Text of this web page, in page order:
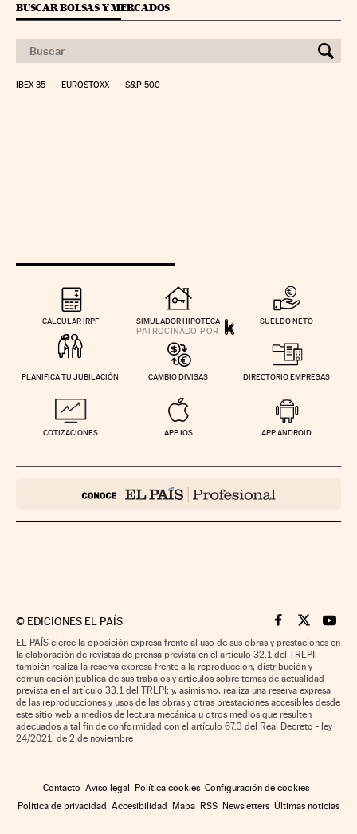
BUSCAR BOLSAS Y MERCADOS
IBEX 35 EUROSTOXX S&P 500
CALCULAR IRPF SIMULADOR HIPOTECA SUELDO NETO
PLANIFICA TU JUBILACIÓN CAMBIO DIVISAS DIRECTORIO EMPRESAS
COTIZACIONES APP IOS APP ANDROID
© EDICIONES EL PAÍS Cinco Días en
Cinco Días
Cinco
EL PAÍS ejerce la oposición expresa frente al uso de sus obras y prestaciones en
la elaboración de revistas de prensa prevista en el artículo 32.1 del TRLPI;
también realiza la reserva expresa frente a la reproducción, distribución y
comunicación pública de sus trabajos y artículos sobre temas de actualidad
prevista en el artículo 33.1 del TRLPI; y, asimismo, realiza una reserva expresa
de las reproducciones y usos de las obras y otras prestaciones accesibles desde
este sitio web a medios de lectura mecánica u otros medios que resulten
adecuados a tal fin de conformidad con el artículo 67.3 del Real Decreto - ley
24/2021, de 2 de noviembre
Contacto Aviso legal Política cookies Configuración de cookies
Política de privacidad Accesibilidad Mapa RSS Newsletters Últimas noticias